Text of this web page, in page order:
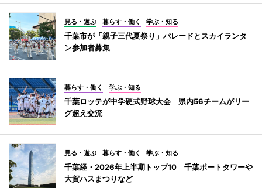
見る・遊ぶ 暮らす・働く 学ぶ・知る
千葉市が「親子三代夏祭り」パレードとスカイランタ
ン参加者募集
暮らす・働く 学ぶ・知る
千葉ロッテが中学硬式野球大会 県内56チームがリー
グ超え交流
見る・遊ぶ 暮らす・働く 学ぶ・知る
千葉経・2026年上半期トップ10 千葉ポートタワーや
大賀ハスまつりなど